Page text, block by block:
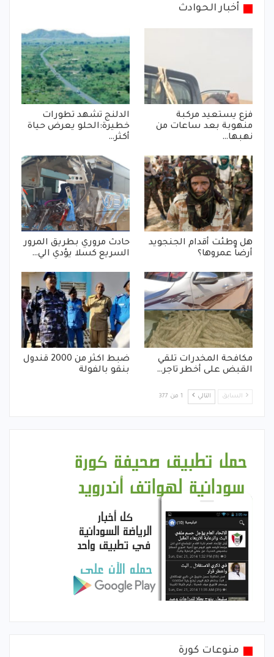
أخبار الحوادث
فزع يستعيد مركبة
منهوبة بعد ساعات من
نهبها…
الدلنج تشهد تطورات
خطيرة:الحلو يعرض حياة
أكثر…
هل وطئت أقدام الجنجويد
أرضاً عمروها؟
حادث مروري بطريق المرور
السريع كسلا يؤدي الي…
مكافحة المخدرات تلقي
القبض على أخطر تاجر…
ضبط اكثر من 2000 قندول
بنقو بالفولة
السابق التالي 1 من 377
منوعات كورة